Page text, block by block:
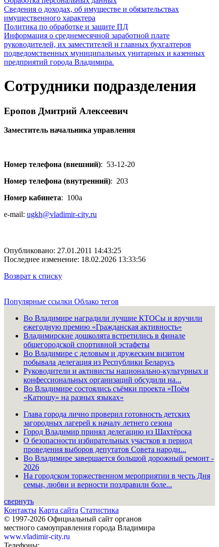
Сведения о доходах, об имуществе и обязательствах
имущественного характера
Политика по обработке и защите ПД
Информация о среднемесячной заработной плате
руководителей, их заместителей и главных бухгалтеров
подведомственных муниципальных унитарных и казенных
предприятий города Владимира.
Сотрудники подразделения
Еропов Дмитрий Алексеевич
Заместитель начальника управления
Номер телефона (внешний): 53-12-20
Номер телефона (внутренний): 203
Номер кабинета: 100а
e-mail: ugkh@vladimir-city.ru
Опубликовано: 27.01.2011 14:43:25
Последнее изменение: 18.02.2026 13:33:56
Возврат к списку
Популярные ссылки Облако тегов
Во Владимире наградили лучшие КТОСы и вручили
ежегодную премию «Гражданская активность»
Владимирские дошколята встретились в финале
общегородской спортивной эстафеты
Во Владимире с деловым и дружеским визитом
побывала делегация из Республики Беларусь
Руководители и активисты национально-культурных и
конфессиональных организаций обсудили на...
Во Владимире состоялись съёмки проекта «Поём
«Катюшу» на разных языках»
Глава города лично проверил готовность детских
загородных лагерей к началу летнего сезона
Город Владимир принял делегацию из Шахтёрска
О безопасности избирательных участков в период
проведения выборов депутатов Совета народн...
Во Владимире завершается большой дорожный ремонт -
2026
На городском торжественном мероприятии в честь Дня
семьи, любви и верности поздравили боле...
свернуть
Контакты Карта сайта Статистика
© 1997-2026 Официальный сайт органов
местного самоуправления города Владимира
www.vladimir-city.ru
Телефоны: